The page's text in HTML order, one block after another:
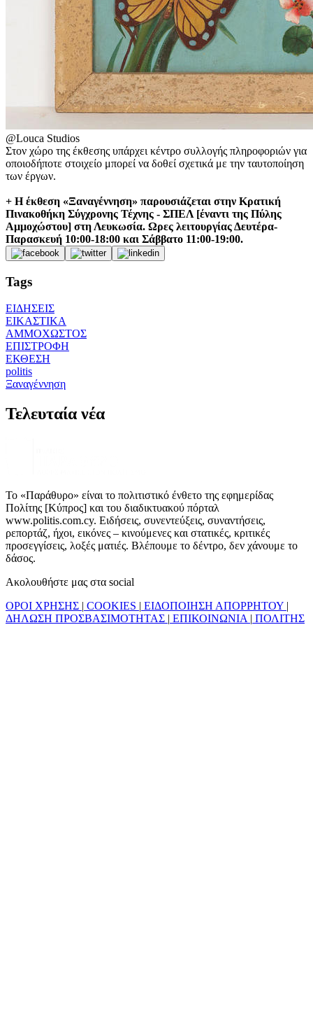
@Louca Studios
Στον χώρο της έκθεσης υπάρχει κέντρο συλλογής πληροφοριών για
οποιοδήποτε στοιχείο μπορεί να δοθεί σχετικά με την ταυτοποίηση
των έργων.
+ Η έκθεση «Ξαναγέννηση» παρουσιάζεται στην Κρατική
Πινακοθήκη Σύγχρονης Τέχνης - ΣΠΕΛ [έναντι της Πύλης
Αμμοχώστου] στη Λευκωσία. Ωρες λειτουργίας Δευτέρα-
Παρασκευή 10:00-18:00 και Σάββατο 11:00-19:00.
Tags
ΕΙΔΗΣΕΙΣ
ΕΙΚΑΣΤΙΚΑ
ΑΜΜΟΧΩΣΤΟΣ
ΕΠΙΣΤΡΟΦΗ
ΕΚΘΕΣΗ
politis
Ξαναγέννηση
Τελευταία νέα
Το «Παράθυρο» είναι το πολιτιστικό ένθετο της εφημερίδας
Πολίτης [Κύπρος] και του διαδικτυακού πόρταλ
www.politis.com.cy. Ειδήσεις, συνεντεύξεις, συναντήσεις,
ρεπορτάζ, ήχοι, εικόνες – κινούμενες και στατικές, κριτικές
προσεγγίσεις, λοξές ματιές. Βλέπουμε το δέντρο, δεν χάνουμε το
δάσος.
Ακολουθήστε μας στα social
ΟΡΟΙ ΧΡΗΣΗΣ | COOKIES | ΕΙΔΟΠΟΙΗΣΗ ΑΠΟΡΡΗΤΟΥ |
ΔΗΛΩΣΗ ΠΡΟΣΒΑΣΙΜΟΤΗΤΑΣ | ΕΠΙΚΟΙΝΩΝΙΑ | ΠΟΛΙΤΗΣ